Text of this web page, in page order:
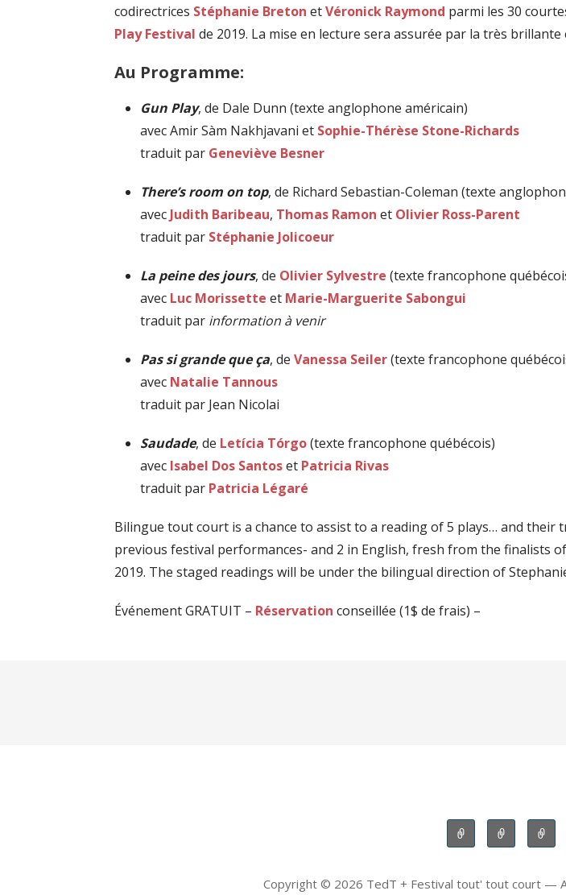
codirectrices Stéphanie Breton etVéronick Raymond parmi les 30
Play Festival de 2019. La mise en lecture sera assurée par la très
Au Programme:
Gun Play, de Dale Dunn (texte anglophone américain)
avec Amir Sàm Nakhjavani et Sophie-Thérèse Stone-Richards
traduit par Geneviève Besner
There’s room on top, de Richard Sebastian-Coleman (texte
avec Judith Baribeau, Thomas Ramon et Olivier Ross-Parent
traduit par Stéphanie Jolicoeur
La peine des jours, de Olivier Sylvestre (texte francophone
avec Luc Morissette et Marie-Marguerite Sabongui
traduit par information à venir
Pas si grande que ça, de Vanessa Seiler(texte francophone
avec Natalie Tannous
traduit par Jean Nicolai
Saudade, de Letícia Tórgo(texte francophone québécois)
avec Isabel Dos Santoset Patricia Rivas
traduit par Patricia Légaré
Bilingue tout court is a chance to assist to a reading of 5 plays… and
previous festival performances- and 2 in English, fresh from the finalists of
2019. The staged readings will be under the bilingual direction of
Événement GRATUIT – Réservation conseillée (1$ de frais) –
Copyright © 2026 TedT + Festival tout' tout court —